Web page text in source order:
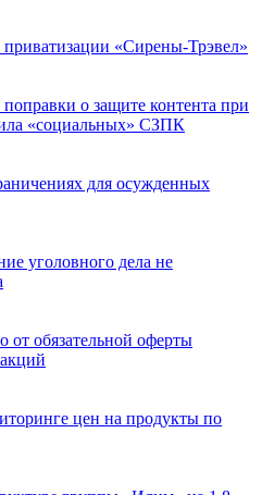
«Сирены-Трэвел»
о защите контента при
«социальных» СЗПК
для осужденных
уголовного дела не
от обязательной оферты
цен на продукты по